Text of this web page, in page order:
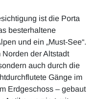
ist die Porta
besterhaltene
und ein „Must-See“.
der Altstadt
auch durch die
Gänge im
Erdgeschoss – gebaut